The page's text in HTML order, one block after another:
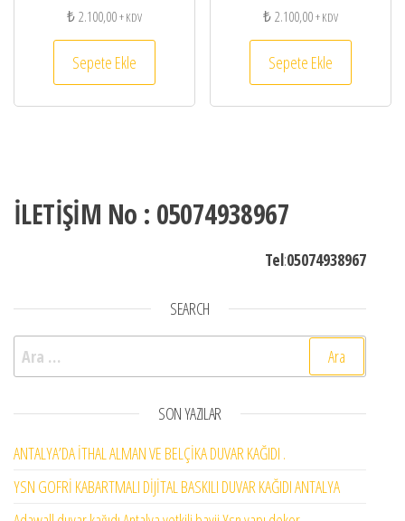
₺2.100,00+ KDV
Sepete Ekle
₺2.100,00+ KDV
Sepete Ekle
İLETİŞİM No : 05074938967
Tel:05074938967
SEARCH
Arama:
SON YAZILAR
ANTALYA’DA İTHAL ALMAN VE BELÇİKA DUVAR KAĞIDI .
YSN GOFRİ KABARTMALI DİJİTAL BASKILI DUVAR KAĞIDI ANTALYA